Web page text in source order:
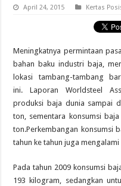
April 24, 2015 Kertas
Meningkatnya permintaan
bahan baku industri baja,
lokasi tambang-tambang
ini. Laporan Worldsteel
produksi baja dunia sampai
ton, sementara konsumsi
ton.Perkembangan konsumsi
tahun ke tahun juga
Pada tahun 2009 konsumsi
193 kilogram, sedangkan